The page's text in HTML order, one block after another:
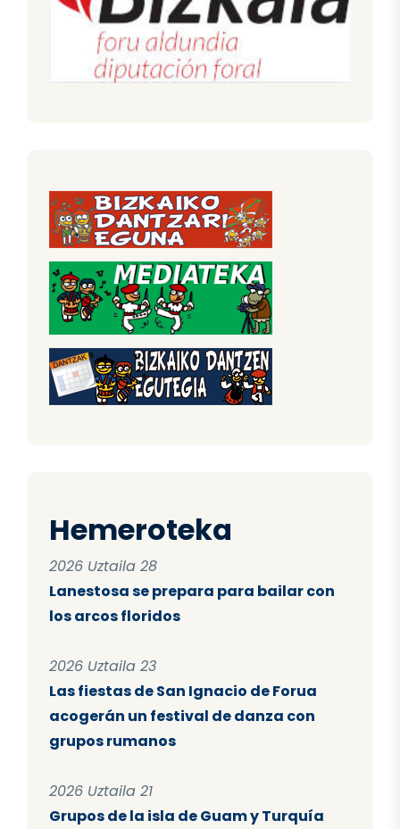
Hemeroteka
2026 Uztaila 28
Lanestosa se prepara para bailar con
los arcos floridos
2026 Uztaila 23
Las fiestas de San Ignacio de Forua
acogerán un festival de danza con
grupos rumanos
2026 Uztaila 21
Grupos de la isla de Guam y Turquía